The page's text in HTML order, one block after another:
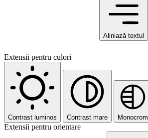
Aliniază textul
Extensii pentru culori
Contrast luminos Contrast mare Monocrom
Extensii pentru orientare